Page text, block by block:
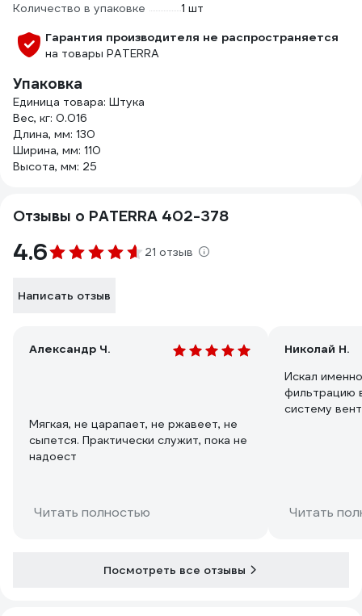
Количество в упаковке
1 шт
Гарантия производителя не распространяется
на товары PATERRA
Упаковка
Единица товара: Штука
Вес, кг: 0.016
Длина, мм: 130
Ширина, мм: 110
Высота, мм: 25
Отзывы о PATERRA 402-378
4.6 21 отзыв
Написать отзыв
Александр Ч.
Мягкая, не царапает, не ржавеет, не
сыпется. Практически служит, пока не
надоест
Читать полностью
Николай Н.
Искал
фильтрацию
систему
Читать
Посмотреть все отзывы